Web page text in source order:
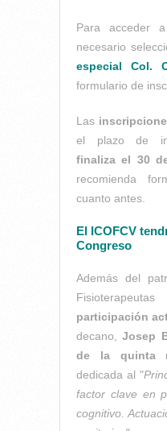
Para acceder
necesario
especial Col.
formulario de
Las
el plazo de
finaliza el 30
recomienda
cuanto antes.
El ICOFCV
Congreso
Además del
participación
decano,Josep
de la quinta
dedicada al "
factor clave en
cognitivo.